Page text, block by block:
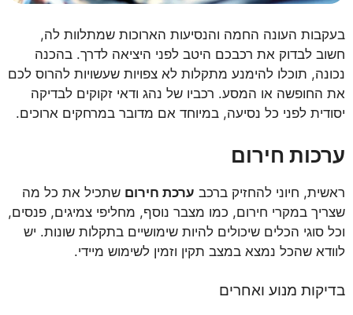
בעקבות העונה החמה והנסיעות הארוכות שמתלוות לה,
חשוב לבדוק את רכבכם היטב לפני היציאה לדרך. בהכנה
נכונה, תוכלו להימנע מתקלות לא צפויות שעשויות להרוס לכם
את החופשה או המסע. רכביו של נהג ודאי זקוקים לבדיקה
יסודית לפני כל נסיעה, במיוחד אם מדובר במרחקים ארוכים.
ערכות חירום
ראשית, חיוני להחזיק ברכב ערכת חירום שתכיל את כל מה
שצריך במקרי חירום, כמו מצבר נוסף, מחליפי צמיגים, פנסים,
וכל סוגי הכלים שיכולים להיות שימושיים בתקלות שונות. יש
לוודא שהכל נמצא במצב תקין וזמין לשימוש מיידי.
בדיקות מנוע ואחרים